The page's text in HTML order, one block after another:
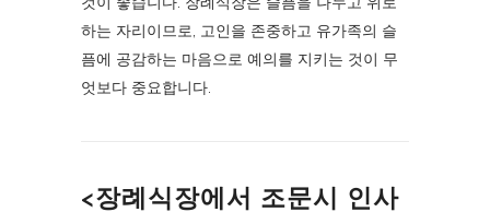
하는 자리이므로, 고인을 존중하고 유가족의 슬
픔에 공감하는 마음으로 예의를 지키는 것이 무
엇보다 중요합니다.
<장례식장에서 조문시 인사